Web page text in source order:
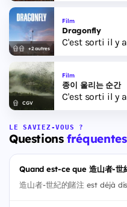
+2 autres
Film
Dragonfly
C'est sorti il y
CGV
Film
종이 울리는 순간
C'est sorti il y
LE SAVIEZ-VOUS ?
Questionsfréquentes
Quand est-ce que 造山者-世
造山者-世紀的賭注 est déjà